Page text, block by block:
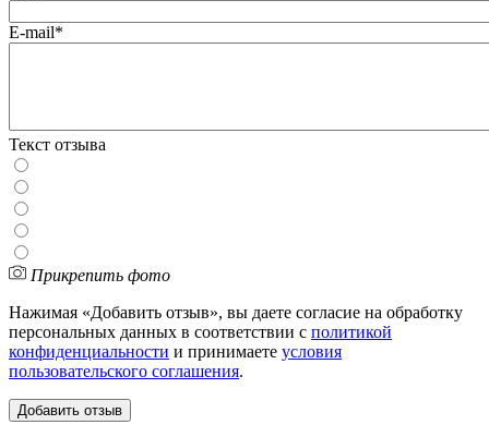
E-mail*
Текст отзыва
Прикрепить фото
Нажимая «Добавить отзыв», вы даете согласие на обработку
персональных данных в соответствии с политикой
конфиденциальности и принимаете условия
пользовательского соглашения.